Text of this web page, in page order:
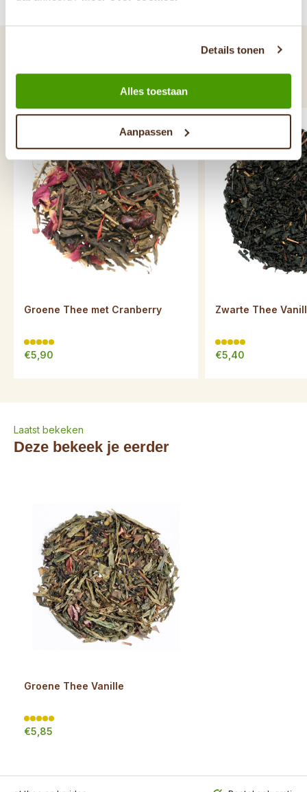
Details tonen
Alles toestaan
Aanpassen
Vaak samen gekocht met...
Groene Thee met Cranberry
€5,90
Zwarte Thee
€5,40
Laatst bekeken
Deze bekeek je eerder
Groene Thee Vanille
€5,85